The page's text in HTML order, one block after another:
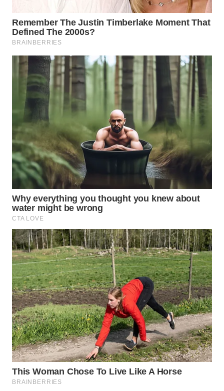
WAHANA
TV
WAHANANEWS
ID
WAHANANEWS
WAHANANEWS
NET
WAHANA
SPORT
WAHANA
WAHANA
SELEB
WAHANA
PERSONA
WAHANA
OTOMOTIF
WAHANA
HEALTH